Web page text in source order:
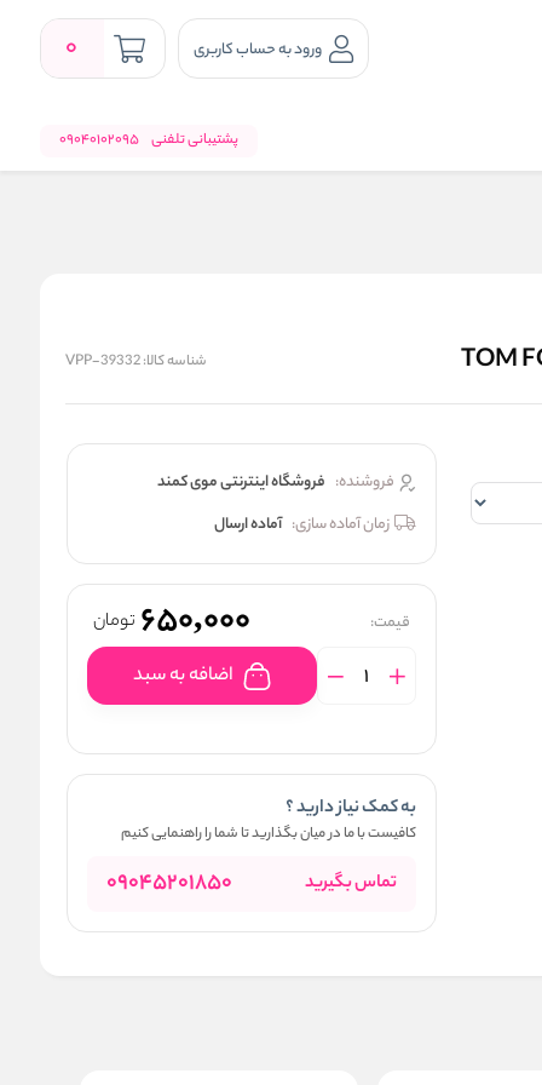
ورود به حساب کاربری 0
پشتیبانی تلفنی 09040102095
شناسه کالا:VPP-39332
فروشنده: فروشگاه اینترنتی موی کمند
زمان آماده سازی: آماده ارسال
قیمت: 650,000 تومان
اضافه به سبد
به کمک نیاز دارید ؟
کافیست با ما در میان بگذارید تا شما را راهنمایی کنیم
تماس بگیرید 09045201850